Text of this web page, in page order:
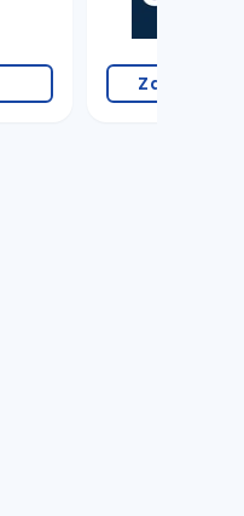
Zapratite